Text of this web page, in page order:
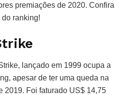
premiações de 2020. Confira
ranking!
lançado em 1999 ocupa a
apesar de ter uma queda na
2019. Foi faturado US$ 14,75